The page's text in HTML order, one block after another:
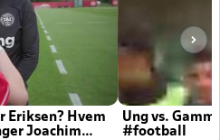
Eriksen? Hvem
Joachim
Ung vs.
#football